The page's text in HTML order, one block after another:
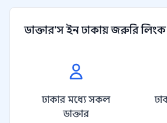
ডাক্তার'স ইন ঢাকায় জরুরি
ঢাকার মধ্যে সকল
ডাক্তার